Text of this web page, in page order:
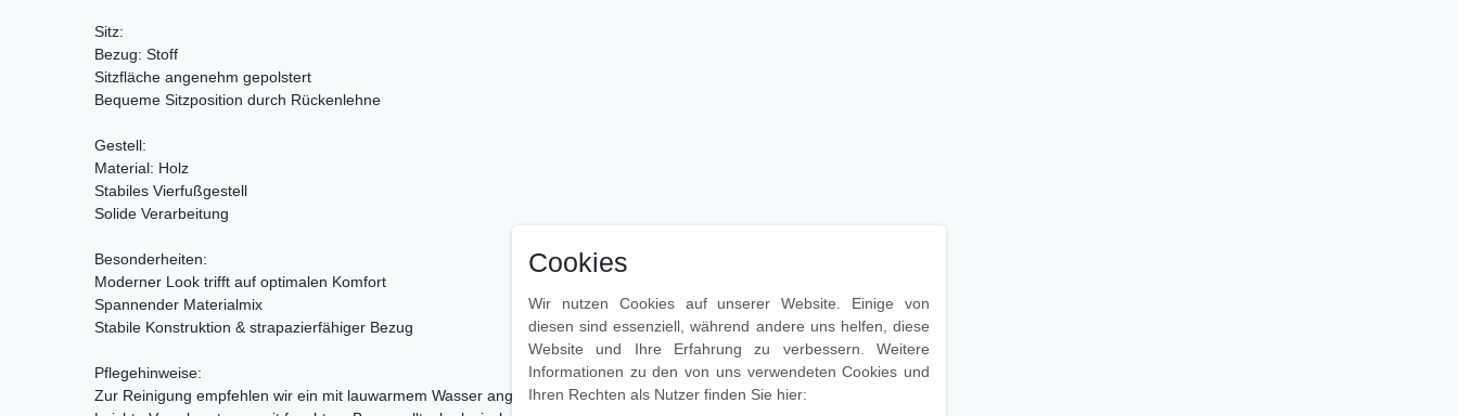
Sitz:
Bezug: Stoff
Sitzfläche angenehm gepolstert
Bequeme Sitzposition durch Rückenlehne
Gestell:
Material: Holz
Stabiles Vierfußgestell
Solide Verarbeitung
Besonderheiten:
Moderner Look trifft auf optimalen Komfort
Spannender Materialmix
Stabile Konstruktion & strapazierfähiger Bezug
Pflegehinweise:
Zur Reinigung empfehlen wir ein mit lauwarmem Wasser angefeuchtetes Baumwolltuch
Cookies
Wir nutzen Cookies auf unserer Website. Einige von
diesen sind essenziell, während andere uns helfen, diese
Website und Ihre Erfahrung zu verbessern. Weitere
Informationen zu den von uns verwendeten Cookies und
Ihren Rechten als Nutzer finden Sie hier: